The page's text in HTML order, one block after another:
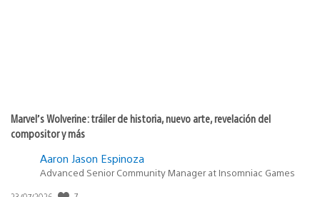
Marvel’s Wolverine: tráiler de historia, nuevo arte, revelación del
compositor y más
Aaron Jason Espinoza
Advanced Senior Community Manager at Insomniac Games